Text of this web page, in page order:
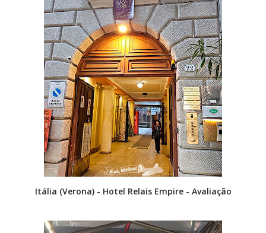
Itália (Verona) - Hotel Relais Empire - Avaliação